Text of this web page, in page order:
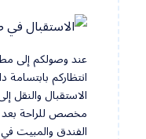
عند وصولكم إلى
انتظاركم
الاستقبال والنقل
مخصص للراحة بعد
الفندق والمبيت